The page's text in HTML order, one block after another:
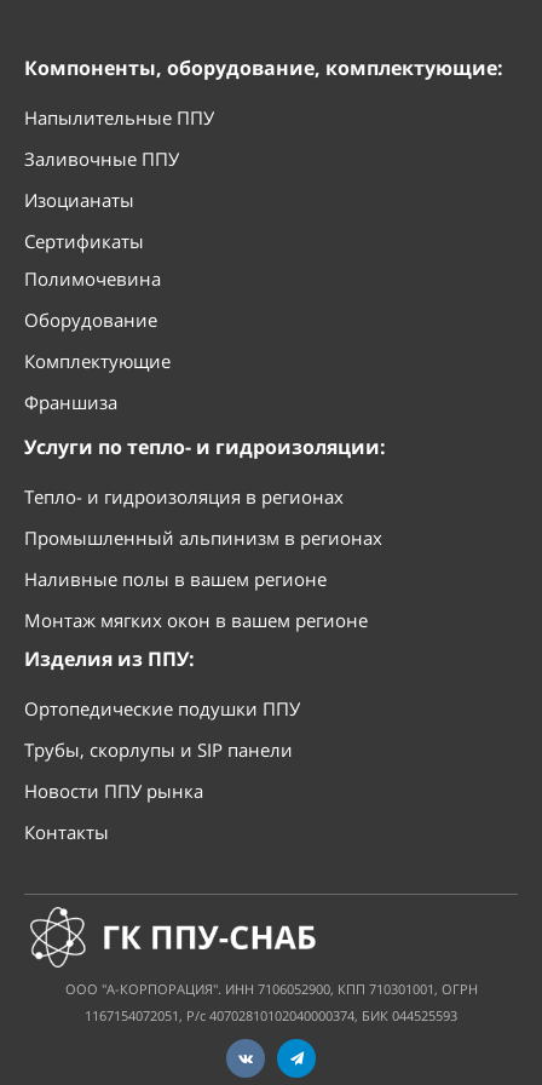
Уточнить наличие на складе
Компоненты, оборудование, комплектующие:
Напылительные ППУ
Заливочные ППУ
Изоцианаты
Сертификаты
Полимочевина
Оборудование
Комплектующие
Франшиза
Услуги по тепло- и гидроизоляции:
Tепло- и гидроизоляция в регионах
Промышленный альпинизм в регионах
Наливные полы в вашем регионе
Монтаж мягких окон в вашем регионе
Изделия из ППУ:
Ортопедические подушки ППУ
Трубы, скорлупы и SIP панели
Новости ППУ рынка
Контакты
ООО "А-КОРПОРАЦИЯ". ИНН 7106052900, КПП 710301001, ОГРН
1167154072051, Р/с 40702810102040000374, БИК 044525593